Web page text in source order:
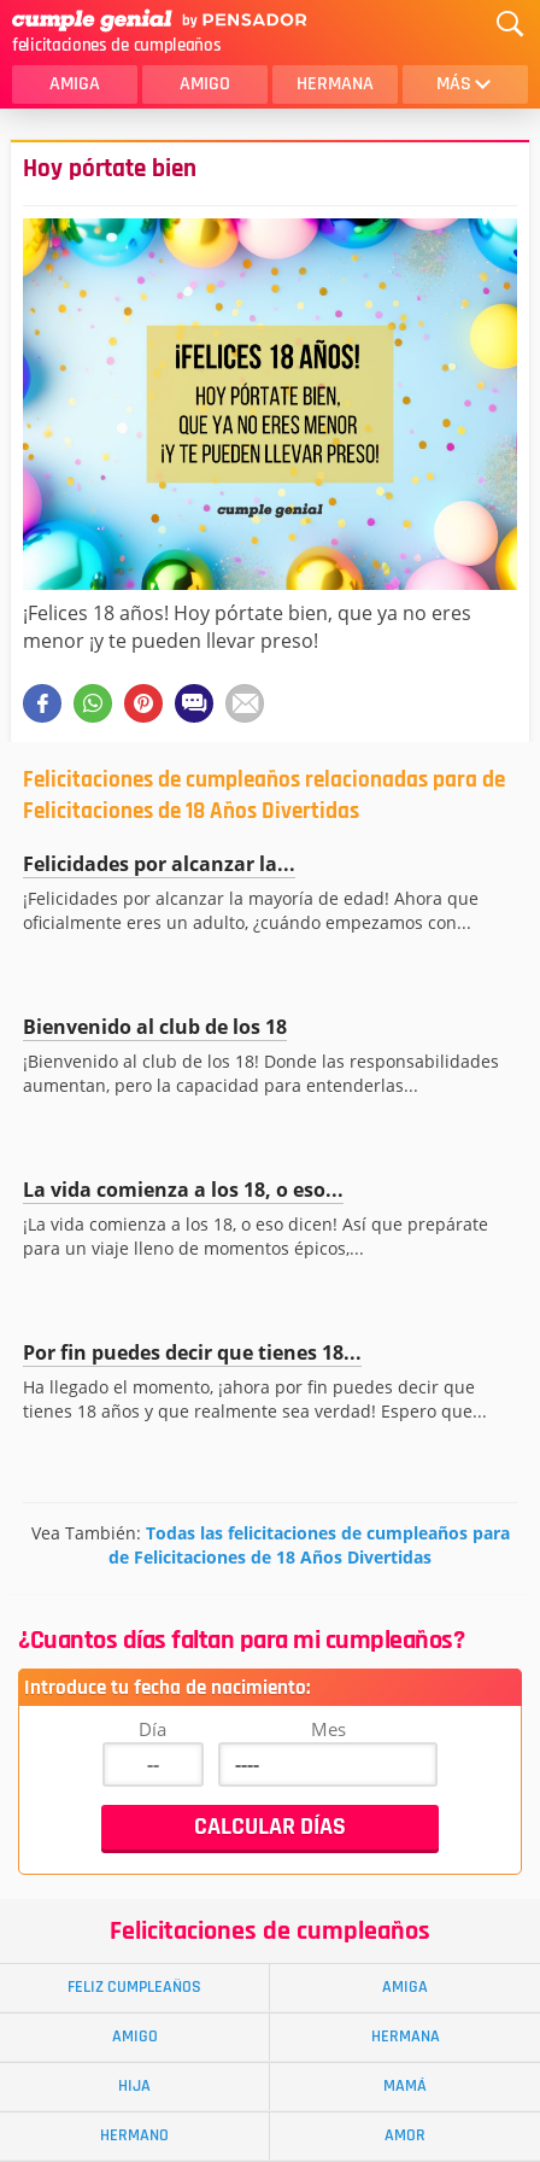
felicitaciones de cumpleaños
AMIGA AMIGO HERMANA MÁS
MAMA
AMOR
SOBRINA
HIJA
HERMANO
HIJO
NOVIA
ESPOSO
PAPA
HOMBRE
TIA
CUÑADA
ALGUIEN ESPECIAL
PRIMO
TODAS LAS CATEGORÍAS
Hoy pórtate bien
¡Felices 18 años! Hoy pórtate bien, que ya no eres
menor ¡y te pueden llevar preso!
Felicitaciones de cumpleaños relacionadas para de
Felicitaciones de 18 Años Divertidas
Felicidades por alcanzar la...
¡Felicidades por alcanzar la mayoría de edad! Ahora que
oficialmente eres un adulto, ¿cuándo empezamos con...
Bienvenido al club de los 18
¡Bienvenido al club de los 18! Donde las responsabilidades
aumentan, pero la capacidad para entenderlas...
La vida comienza a los 18, o eso...
¡La vida comienza a los 18, o eso dicen! Así que prepárate
para un viaje lleno de momentos épicos,...
Por fin puedes decir que tienes 18...
Ha llegado el momento, ¡ahora por fin puedes decir que
tienes 18 años y que realmente sea verdad! Espero que...
Vea También: Todas las felicitaciones de cumpleaños para
de Felicitaciones de 18 Años Divertidas
¿Cuantos días faltan para mi cumpleaños?
Introduce tu fecha de nacimiento:
Día Mes
Felicitaciones de cumpleaños
FELIZ CUMPLEAÑOS AMIGA
AMIGO HERMANA
HIJA MAMÁ
HERMANO AMOR